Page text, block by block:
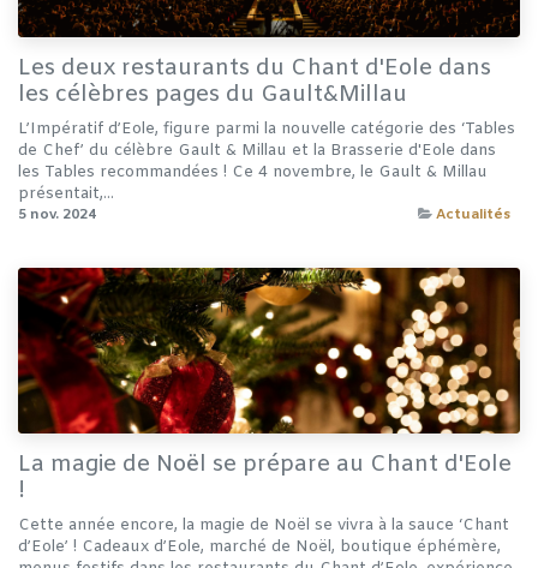
Les deux restaurants du Chant d'Eole dans
les célèbres pages du Gault&Millau
L’Impératif d’Eole, figure parmi la nouvelle catégorie des ‘Tables
de Chef’ du célèbre Gault & Millau et la Brasserie d'Eole dans
les Tables recommandées ! Ce 4 novembre, le Gault & Millau
présentait,...
5 nov. 2024 Actualités
La magie de Noël se prépare au Chant d'Eole
!
Cette année encore, la magie de Noël se vivra à la sauce ‘Chant
d’Eole’ ! Cadeaux d’Eole, marché de Noël, boutique éphémère,